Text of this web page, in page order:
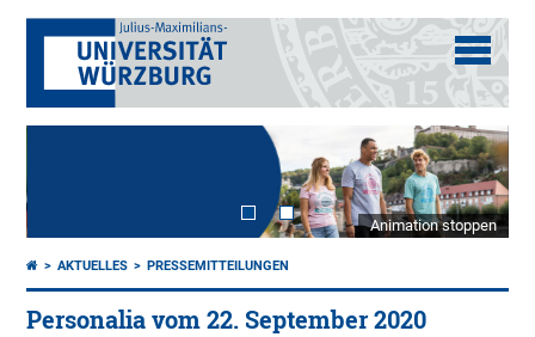
Animation stoppen
AKTUELLES PRESSEMITTEILUNGEN
Personalia vom 22. September 2020